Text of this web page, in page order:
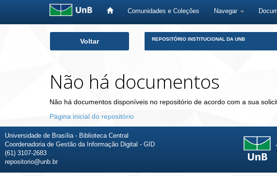
Comunidades e Coleções Navegar
Voltar REPOSITÓRIO INSTITUCIONAL DA UNB
Não há documentos
Não há documentos disponíveis no repositório de acordo com a sua
Página inicial do repositório
Universidade de Brasília - Biblioteca Central
Coordenadoria de Gestão da Informação Digital - GID
(61) 3107-2683
repositorio@unb.br